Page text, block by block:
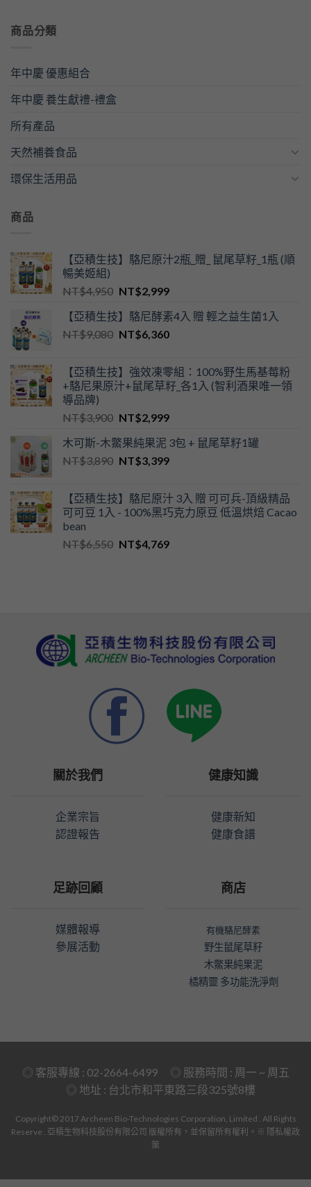
商品分類
年中慶 優惠組合
年中慶 養生獻禮-禮盒
所有產品
天然補養食品
環保生活用品
商品
【亞積生技】駱尼原汁2瓶_贈_ 鼠尾草籽_1瓶 (順
暢美姬組)
NT$4,950 NT$2,999
【亞積生技】駱尼酵素4入 贈 輕之益生菌1入
NT$9,080 NT$6,360
【亞積生技】強效凍零組：100%野生馬基莓粉
+駱尼果原汁+鼠尾草籽_各1入 (智利酒果唯一領
導品牌)
NT$3,900 NT$2,999
木可斯-木鱉果純果泥 3包 + 鼠尾草籽1罐
NT$3,890 NT$3,399
【亞積生技】駱尼原汁 3入 贈 可可兵-頂級精品
可可豆 1入 - 100%黑巧克力原豆 低溫烘焙 Cacao
bean
NT$6,550 NT$4,769
關於我們
企業宗旨
認證報告
健康知識
健康新知
健康食譜
足跡回顧
媒體報導
參展活動
商店
有機駱尼酵素
野生鼠尾草籽
木鱉果純果泥
橘精靈 多功能洗淨劑
◎ 客服專線 : 02-2664-6499 ◎ 服務時間 : 周一 ~ 周五
◎ 地址 : 台北市和平東路三段325號8樓
Copyright© 2017 Archeen Bio-Technologies Corporation, Limited . All Rights
Reserve . 亞積生物科技股份有限公司 版權所有，並保留所有權利。 ※ 隱私權政
策